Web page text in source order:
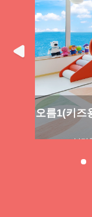
오름1(키즈
분리